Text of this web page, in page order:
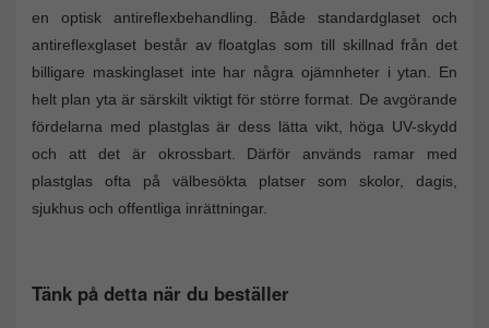
en optisk antireflexbehandling. Både standardglaset och
antireflexglaset består av floatglas som till skillnad från det
billigare maskinglaset inte har några ojämnheter i ytan. En
helt plan yta är särskilt viktigt för större format. De avgörande
fördelarna med plastglas är dess lätta vikt, höga UV-skydd
och att det är okrossbart. Därför används ramar med
plastglas ofta på välbesökta platser som skolor, dagis,
sjukhus och offentliga inrättningar.
Tänk på detta när du beställer